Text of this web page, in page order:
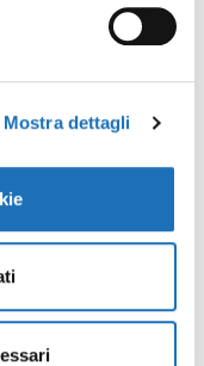
Mostra dettagli